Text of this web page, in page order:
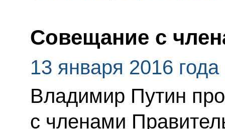
Совещание с
13 января 2016 года
Владимир Путин
с членами